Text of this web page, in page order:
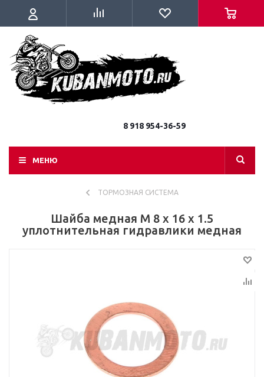
8 918 954-36-59
МЕНЮ
ТОРМОЗНАЯ СИСТЕМА
Шайба медная M 8 х 16 х 1.5
уплотнительная гидравлики медная